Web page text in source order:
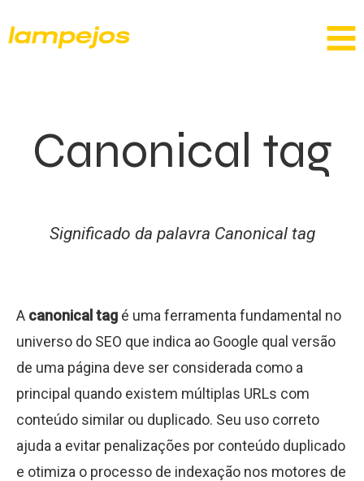
Canonical tag
Significado da palavra Canonical tag
A canonical tag é uma ferramenta fundamental no
universo do SEO que indica ao Google qual versão
de uma página deve ser considerada como a
principal quando existem múltiplas URLs com
conteúdo similar ou duplicado. Seu uso correto
ajuda a evitar penalizações por conteúdo duplicado
e otimiza o processo de indexação nos motores de